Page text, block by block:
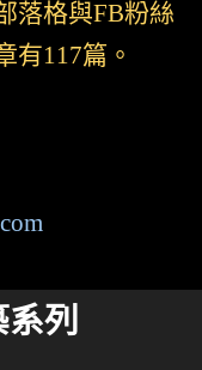
落格與FB粉絲
有117篇。
列